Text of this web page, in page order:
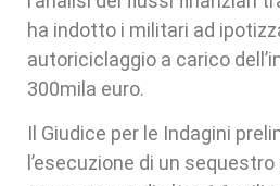
ha indotto i militari ad
autoriciclaggio a carico
300mila euro.
Il Giudice per le Indagini
l’esecuzione di un